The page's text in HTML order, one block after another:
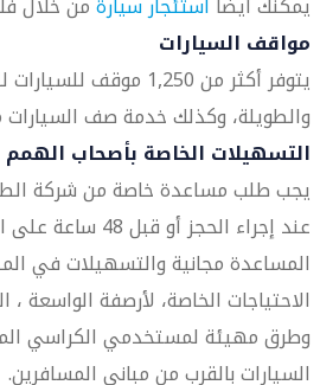
مواقف السيارات
يتوفر أكثر من 1,250
والطويلة، وكذلك خدمة صف
التسهيلات الخاصة بأصحاب الهمم
يجب طلب مساعدة خاصة من شركة
عند إجراء الحجز أو قبل 48 ساعة على الأقل من موعد المغادرة.
المساعدة مجانية والتسهيلات في
الاحتياجات الخاصة، لأرصفة الواسعة
وطرق مهيئة لمستخدمي الكراسي
السيارات بالقرب من مباني المسافرين.